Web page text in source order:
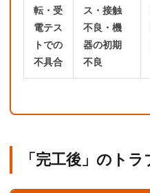
転・受
電テス
トでの
不具合
ス・接触
不良・機
器の初期
不良
「完工後」のト